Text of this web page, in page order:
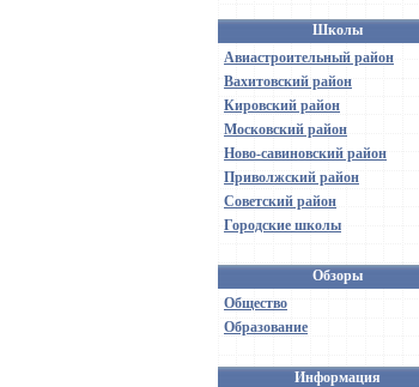
Школы
Авиастроительный район
Вахитовский район
Кировский район
Московский район
Ново-савиновский район
Приволжский район
Советский район
Городские школы
Обзоры
Общество
Образование
Информация